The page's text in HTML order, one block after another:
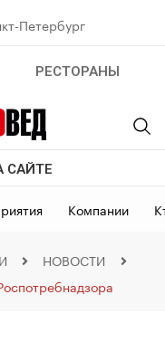
Петербург
РЕСТОРАНЫ
САЙТЕ
Компании
НОВОСТИ